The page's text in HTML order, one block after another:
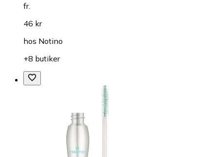
fr.
46 kr
hos Notino
+8 butiker